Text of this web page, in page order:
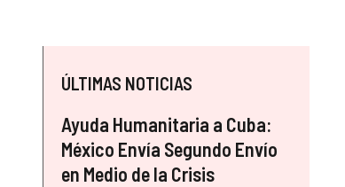
ÚLTIMAS NOTICIAS
Ayuda Humanitaria a Cuba:
México Envía Segundo Envío
en Medio de la Crisis